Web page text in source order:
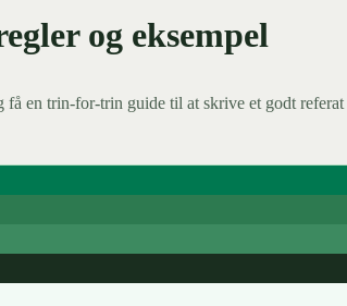
og eksempel
få en trin-for-trin guide til at skrive et godt